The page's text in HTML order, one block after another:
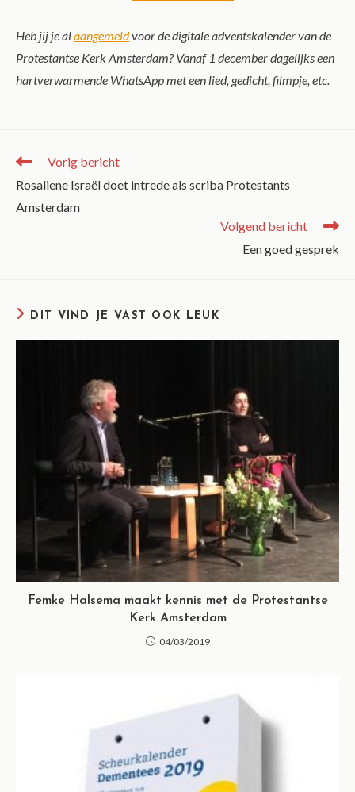
Heb jij je alaangemeldvoor de digitale adventskalender van de
Protestantse Kerk Amsterdam? Vanaf 1 december dagelijks een
hartverwarmende WhatsApp met een lied, gedicht, filmpje, etc.
Vorig bericht
Rosaliene Israël doet intrede als scriba Protestants
Amsterdam
Volgend bericht
Een goed gesprek
DIT VIND JE VAST OOK LEUK
Femke Halsema maakt kennis met de Protestantse
Kerk Amsterdam
04/03/2019